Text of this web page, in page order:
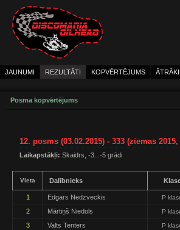
JAUNUMI REZULTĀTI KOPVĒRTĒJUMS
Posma kopvērtējums
12. posms (03.02.2015) - 333 (ziemas 2015,
Laikapstākļi: Skaidrs, -3...-5 grādi
Vieta Dalībnieks
1 Edgars Nedzveckis P
2
Mārtiņš Niedols P
3
Valts Tenters P